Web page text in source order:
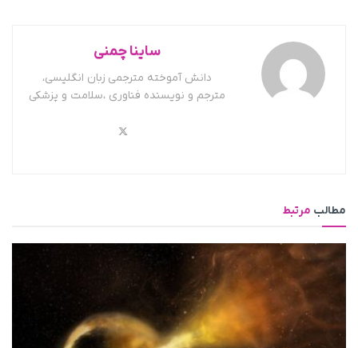
ساینا چمنی
دانش آموخته مترجمی زبان انگلیسی،
مترجم و نویسنده فناوری ،سلامت و پزشکی
مطالب مرتبط